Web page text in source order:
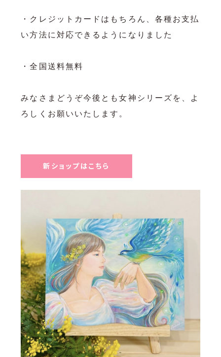
・クレジットカードはもちろん、各種お支払
い方法に対応できるようになりました
・全国送料無料
みなさまどうぞ今後とも女神シリーズを、よ
ろしくお願いいたします。
新ショップはこちら